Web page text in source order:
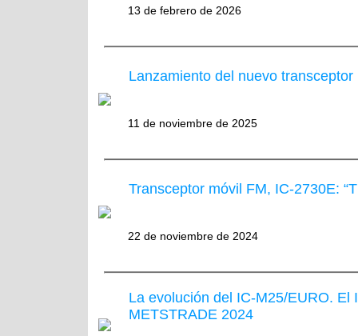
13 de febrero de 2026
Lanzamiento del nuevo
11 de noviembre de 2025
Transceptor móvil FM, IC-2730E:
22 de noviembre de 2024
La evolución del IC-M25/EURO. El
METSTRADE 2024